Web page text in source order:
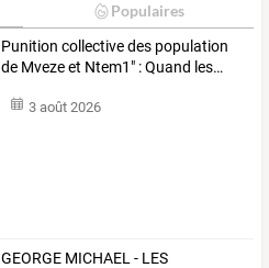
Populaires
Punition collectivedes population
de Mvezeet Ntem1" :Quand les…
3 août 2026
GEORGE MICHAEL - LES